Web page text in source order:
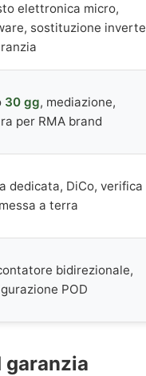
elettronica micro,
sostituzione
30 gg, mediazione,
per RMA brand
dedicata, DiCo, verifica
a terra
bidirezionale,
POD
garanzia